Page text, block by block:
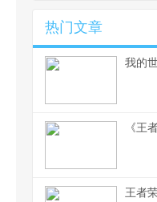
热门文章
我的
《王
王者